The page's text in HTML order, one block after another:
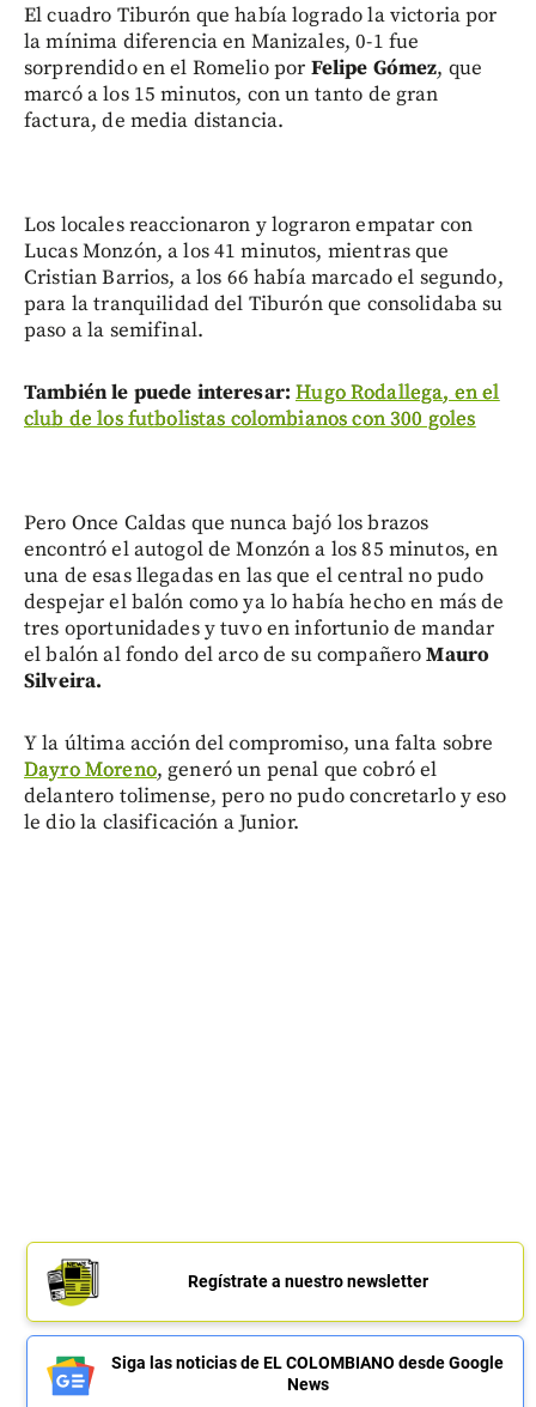
El cuadro Tiburón que había logrado la victoria por
la mínima diferencia en Manizales, 0-1 fue
sorprendido en el Romelio por Felipe Gómez, que
marcó a los 15 minutos, con un tanto de gran
factura, de media distancia.
Los locales reaccionaron y lograron empatar con
Lucas Monzón, a los 41 minutos, mientras que
Cristian Barrios, a los 66 había marcado el segundo,
para la tranquilidad del Tiburón que consolidaba su
paso a la semifinal.
También le puede interesar: Hugo Rodallega, en el
club de los futbolistas colombianos con 300 goles
Pero Once Caldas que nunca bajó los brazos
encontró el autogol de Monzón a los 85 minutos, en
una de esas llegadas en las que el central no pudo
despejar el balón como ya lo había hecho en más de
tres oportunidades y tuvo en infortunio de mandar
el balón al fondo del arco de su compañeroMauro
Silveira.
Y la última acción del compromiso, una falta sobre
Dayro Moreno, generó un penal que cobró el
delantero tolimense, pero no pudo concretarlo y eso
le dio la clasificación a Junior.
Regístrate a nuestro newsletter
Siga las noticias de EL COLOMBIANO desde Google
News